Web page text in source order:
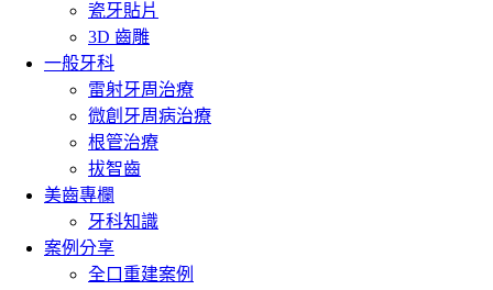
瓷牙貼片
3D 齒雕
一般牙科
雷射牙周治療
微創牙周病治療
根管治療
拔智齒
美齒專欄
牙科知識
案例分享
全口重建案例